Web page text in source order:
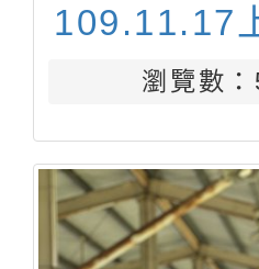
109.11.17
瀏覽數